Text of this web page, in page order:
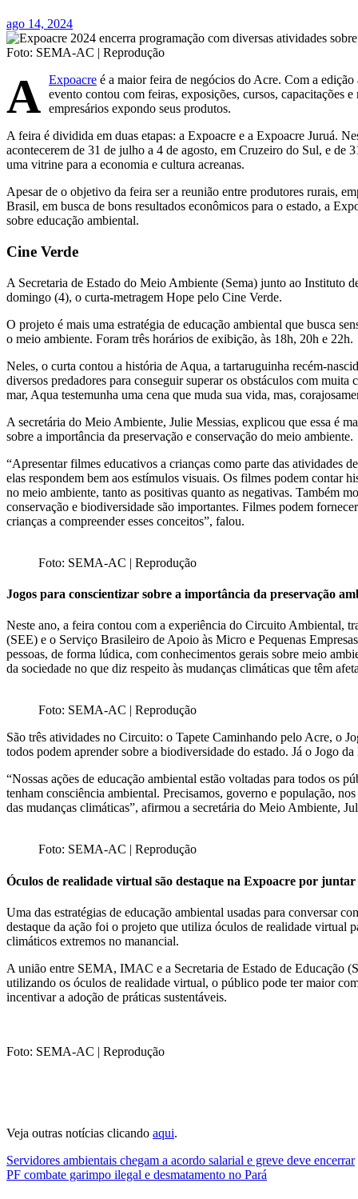
ago 14, 2024
Foto: SEMA-AC | Reprodução
A Expoacre é a maior feira de negócios do Acre. Com a
evento contou com feiras, exposições, cursos, capacitações
empresários expondo seus produtos.
A feira é dividida em duas etapas: a Expoacre e a Expoacre Juruá.
acontecerem de 31 de julho a 4 de agosto, em Cruzeiro do Sul, e de
uma vitrine para a economia e cultura acreanas.
Apesar de o objetivo da feira ser a reunião entre produtores rurais,
Brasil, em busca de bons resultados econômicos para o estado, a
sobre educação ambiental.
Cine Verde
A Secretaria de Estado do Meio Ambiente (Sema) junto ao Instituto
domingo (4), o curta-metragem Hope pelo Cine Verde.
O projeto é mais uma estratégia de educação ambiental que busca
o meio ambiente. Foram três horários de exibição, às 18h, 20h e 22h.
Neles, o curta contou a história de Aqua, a tartaruguinha recém-
diversos predadores para conseguir superar os obstáculos com muita
mar, Aqua testemunha uma cena que muda sua vida, mas,
A secretária do Meio Ambiente, Julie Messias, explicou que essa é
sobre a importância da preservação e conservação do meio ambiente.
“Apresentar filmes educativos a crianças como parte das atividades
elas respondem bem aos estímulos visuais. Os filmes podem contar
no meio ambiente, tanto as positivas quanto as negativas. Também
conservação e biodiversidade são importantes. Filmes podem
crianças a compreender esses conceitos”, falou.
Foto: SEMA-AC | Reprodução
Jogos para conscientizar sobre a importância da preservação
Neste ano, a feira contou com a experiência do Circuito Ambiental,
(SEE) e o Serviço Brasileiro de Apoio às Micro e Pequenas
pessoas, de forma lúdica, com conhecimentos gerais sobre meio
da sociedade no que diz respeito às mudanças climáticas que têm
Foto: SEMA-AC | Reprodução
São três atividades no Circuito: o Tapete Caminhando pelo Acre, o
todos podem aprender sobre a biodiversidade do estado. Já o Jogo
“Nossas ações de educação ambiental estão voltadas para todos os
tenham consciência ambiental. Precisamos, governo e população,
das mudanças climáticas”, afirmou a secretária do Meio Ambiente,
Foto: SEMA-AC | Reprodução
Óculos de realidade virtual são destaque na Expoacre por
Uma das estratégias de educação ambiental usadas para conversar
destaque da ação foi o projeto que utiliza óculos de realidade virtual
climáticos extremos no manancial.
A união entre SEMA, IMAC e a Secretaria de Estado de Educação
utilizando os óculos de realidade virtual, o público pode ter maior
incentivar a adoção de práticas sustentáveis.
Foto: SEMA-AC | Reprodução
Veja outras notícias clicando aqui.
Navegação
de
Servidores ambientais chegam a acordo salarial e greve deve encerrar
PF combate garimpo ilegal e desmatamento no Pará